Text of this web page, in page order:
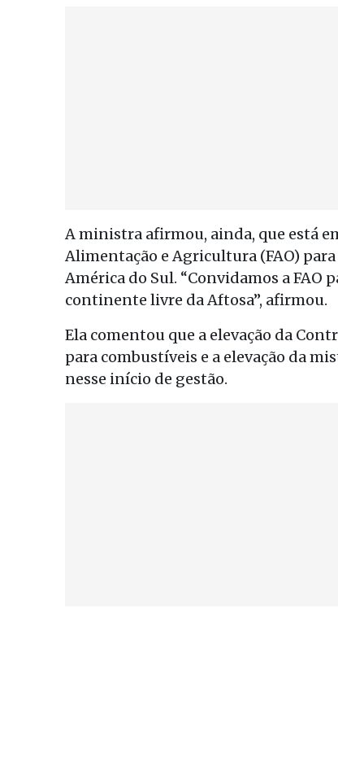
A ministra afirmou, ainda, que está
Alimentação e Agricultura (FAO)
América do Sul. “Convidamos a
continente livre da Aftosa”, afirmou.
Ela comentou que a elevação da
para combustíveis e a elevação da
nesse início de gestão.